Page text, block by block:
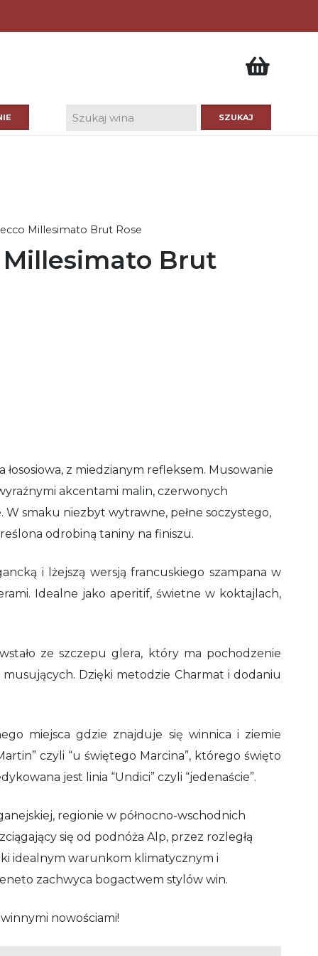
Millesimato Brut Rose
Brut
z miedzianym refleksem. Musowanie
akcentami malin, czerwonych
smaku niezbyt wytrawne, pełne soczystego,
odrobiną taniny na finiszu.
i lżejszą wersją francuskiego szampana w
. Idealne jako aperitif, świetne w koktajlach,
ze szczepu glera, który ma pochodzenie
musujących. Dzięki metodzie Charmat i dodaniu
miejsca gdzie znajduje się winnica i ziemie
czyli “u świętego Marcina”, którego święto
jest linia “Undici” czyli “jedenaście”.
regionie w północno-wschodnich
się od podnóża Alp, przez rozległą
idealnym warunkom klimatycznym i
zachwyca bogactwem stylów win.
nowościami!